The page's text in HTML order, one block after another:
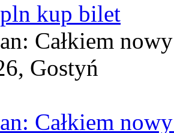
kup bilet
Całkiem
Gostyń
Całkiem